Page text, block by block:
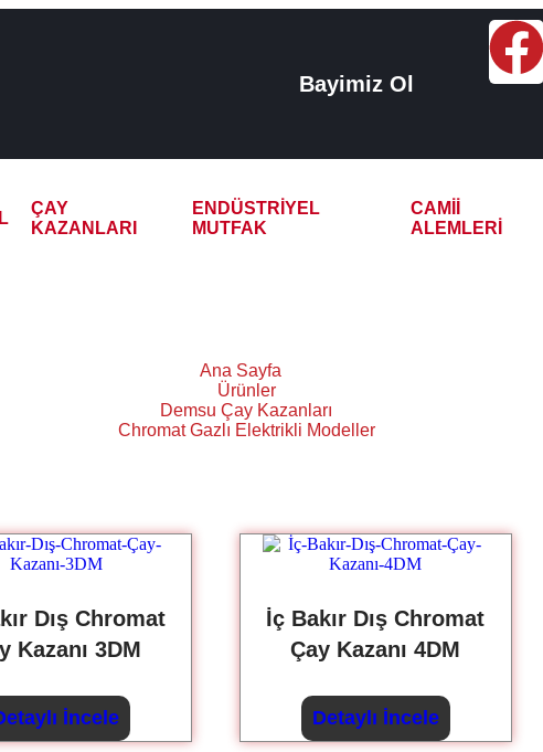
Bayimiz Ol
ÇAY
KAZANLARI
ENDÜSTRIYEL
MUTFAK
CAMII
ALEMLERI
Ana Sayfa
Ürünler
Demsu Çay Kazanları
Chromat Gazlı Elektrikli Modeller
Dış Chromat
Kazanı 3DM
İncele
İç Bakır Dış Chromat
Çay Kazanı 4DM
Detaylı İncele